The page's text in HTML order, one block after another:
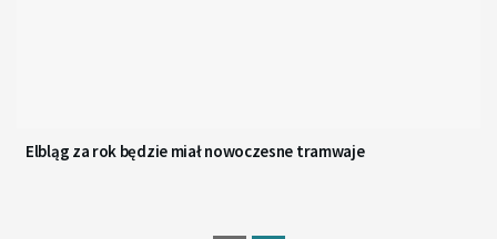
Elbląg za rok będzie miał nowoczesne tramwaje